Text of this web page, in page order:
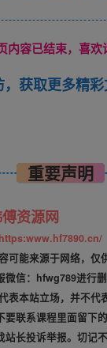
内容已结束，喜欢
获取更多精彩
重要声明
资源网
https:www.hf7890.cn/
可能来源于网络，仅
信：hfwg789进行删
表本站立场，并不代
要联系课程里面留下
站长投诉举报。切记